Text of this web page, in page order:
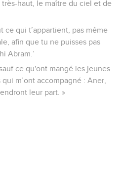
haut, le maître du ciel et de
ce qui t’appartient, pas même
afin que tu ne puisses pas
Abram.’
ce qu'ont mangé les jeunes
m’ont accompagné : Aner,
leur part. »